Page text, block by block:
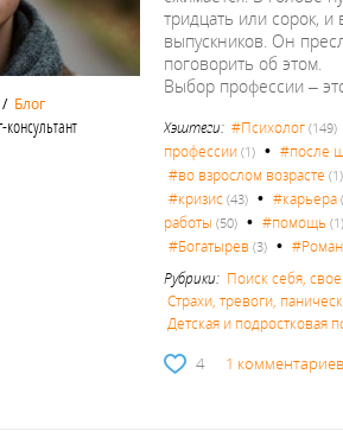
/ Блог
тридцать или сорок, и
выпускников. Он
поговорить об этом.
Выбор профессии –
Хэштеги:#Психолог (149)
профессии (1) •#после
#во взрослом возрасте (1)
#кризис (43) •#карьера
работы (50) •#помощь (1)
#Богатырев (3) •#Роман
Рубрики: Поиск себя,
Страхи, тревоги,
Детская и подростковая
4 1 комментариев